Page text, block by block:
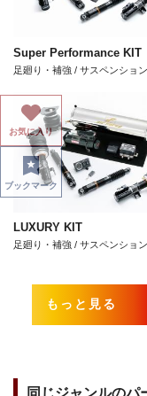
Super Performance KIT
足廻り・補強 / サスペンショ
LUXURY KIT
足廻り・補強 / サスペンショ
もっと見る
お気に入り
ブックマーク